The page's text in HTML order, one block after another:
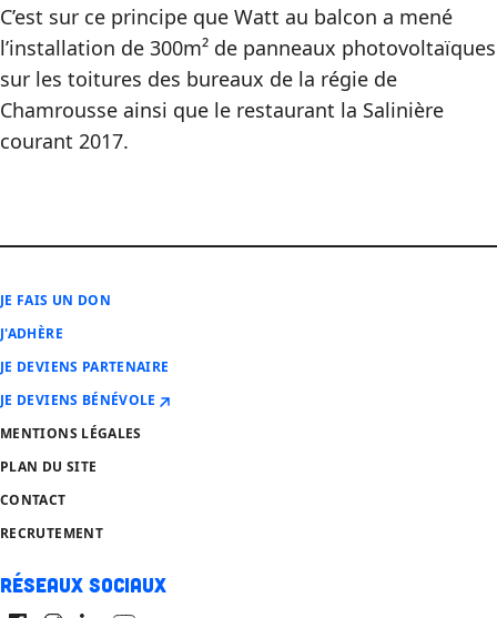
C’est sur ce principe que Watt au balcon a mené
l’installation de 300m² de panneaux photovoltaïques
sur les toitures des bureaux de la régie de
Chamrousse ainsi que le restaurant la Salinière
courant 2017.
JE FAIS UN DON
J'ADHÈRE
JE DEVIENS PARTENAIRE
JE DEVIENS BÉNÉVOLE
MENTIONS LÉGALES
PLAN DU SITE
CONTACT
RECRUTEMENT
Réseaux sociaux